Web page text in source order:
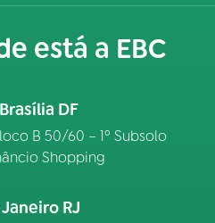
está a EBC
DF
B 50/60 – 1º Subsolo
Shopping
RJ